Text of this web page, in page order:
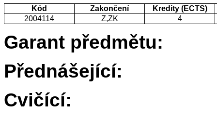
Kód Zakončení
Kredity (ECTS)
2004114
Z,ZK 4
Garant předmětu:
Přednášející:
Cvičící: